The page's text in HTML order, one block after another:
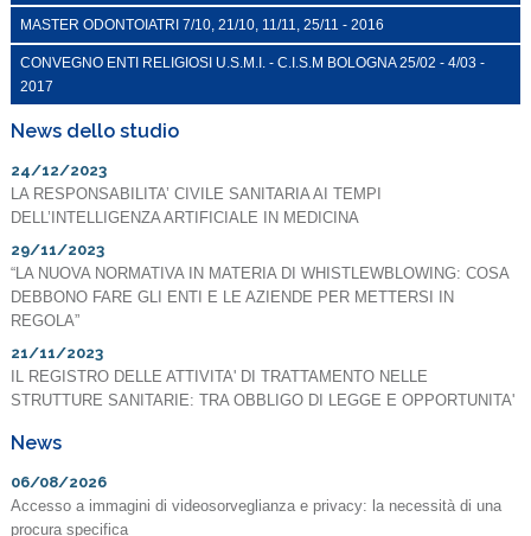
MASTER ODONTOIATRI 7/10, 21/10, 11/11, 25/11 - 2016
CONVEGNO ENTI RELIGIOSI U.S.M.I. - C.I.S.M BOLOGNA 25/02 - 4/03 -
2017
News dello studio
24/12/2023
LA RESPONSABILITA’ CIVILE SANITARIA AI TEMPI
DELL’INTELLIGENZA ARTIFICIALE IN MEDICINA
29/11/2023
“LA NUOVA NORMATIVA IN MATERIA DI WHISTLEWBLOWING: COSA
DEBBONO FARE GLI ENTI E LE AZIENDE PER METTERSI IN
REGOLA”
21/11/2023
IL REGISTRO DELLE ATTIVITA' DI TRATTAMENTO NELLE
STRUTTURE SANITARIE: TRA OBBLIGO DI LEGGE E OPPORTUNITA'
News
06/08/2026
Accesso a immagini di videosorveglianza e privacy: la necessità di una
procura specifica